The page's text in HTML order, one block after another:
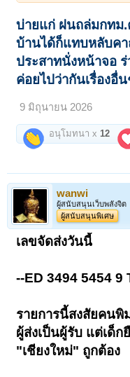
บ่ายแก่ ฝนถล่มกทม.
บ้านได้ก็แทบหลับค
ประสาทนั่งหน้าจอ
ค่อยไปว่ากันเรื่องอื่น
9 มิถุนายน 2026
อนุโมทนา x 12
wanwi
ผู้สนับสนุนเว็บพลังจิต
ผู้สนับสนุนพิเศษ
เลขจัดส่งวันนี้
--ED 3494 5454 9
รายการนี้สงสัยคน
ผู้ส่งเป็นผู้รับ แต่เด็
"เชียงใหม่" ถูกต้อง